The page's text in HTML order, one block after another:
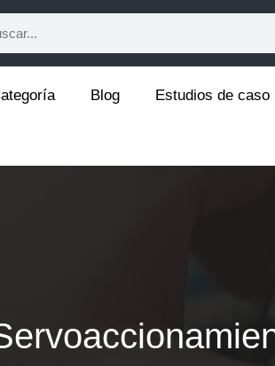
Blog Estudios de caso